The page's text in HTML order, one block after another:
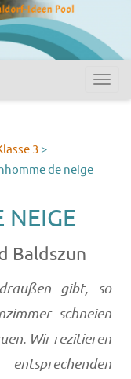
3 >
de neige
NEIGE
Baldszun
gibt, so
schneien
Wir rezitieren